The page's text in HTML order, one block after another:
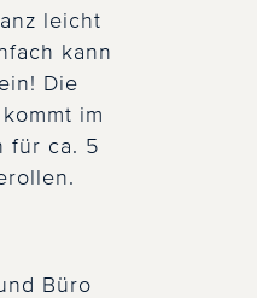
leicht
kann
Die
im
für ca. 5
Büro